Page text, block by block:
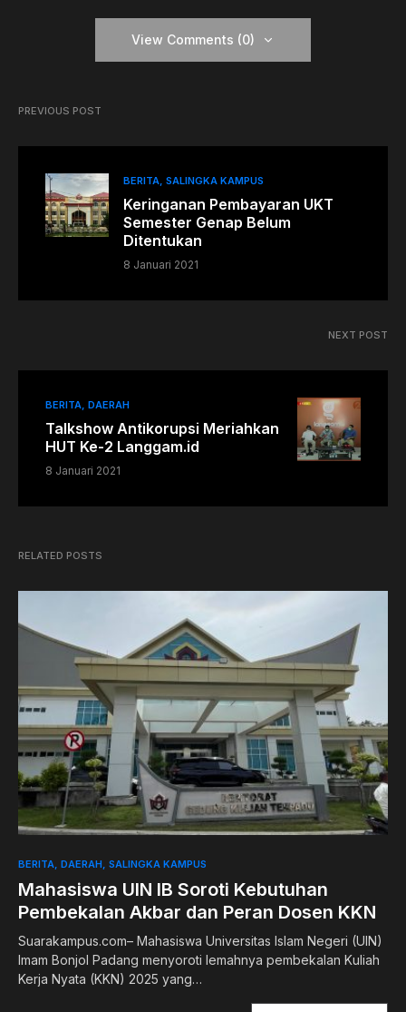
View Comments (0)
PREVIOUS POST
BERITA SALINGKA KAMPUS
Keringanan Pembayaran UKT
Semester Genap Belum
Ditentukan
8 Januari 2021
NEXT POST
BERITA DAERAH
Talkshow Antikorupsi Meriahkan
HUT Ke-2 Langgam.id
8 Januari 2021
RELATED POSTS
BERITA DAERAH SALINGKA KAMPUS
Mahasiswa UIN IB Soroti Kebutuhan
Pembekalan Akbar dan Peran Dosen KKN
Suarakampus.com– Mahasiswa Universitas Islam Negeri (UIN)
Imam Bonjol Padang menyoroti lemahnya pembekalan Kuliah
Kerja Nyata (KKN) 2025 yang…